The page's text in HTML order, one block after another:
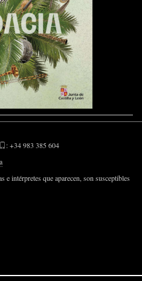
: +34 983 385 604
e intérpretes que aparecen, son susceptibles